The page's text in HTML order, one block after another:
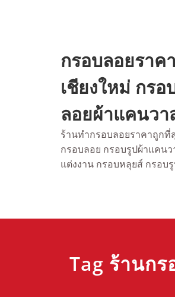
กรอบลอยราค
เชียงใหม่ กร
ลอยผ้าแคนวา
ร้านทำกรอบลอยราคาถูกที่
กรอบลอย กรอบรูปผ้าแคน
แต่งงาน กรอบหลุยส์ กรอบ
Tag ร้านกร